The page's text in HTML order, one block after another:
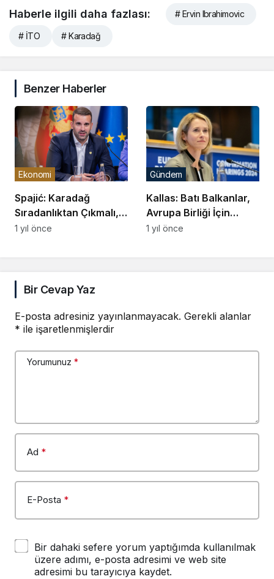
Haberle ilgili daha fazlası: # Ervin Ibrahimovic
# İTO # Karadağ
Benzer Haberler
Spajić: Karadağ
Sıradanlıktan Çıkmalı,
Büyük Projeler Hız
Ekonomi
1 yıl önce
Kallas: Batı Balkanlar,
Avrupa Birliği İçin
Stratejik Öneme Sahip
Gündem
1 yıl önce
Bir Cevap Yaz
E-posta adresiniz yayınlanmayacak. Gerekli alanlar
* ile işaretlenmişlerdir
Yorumunuz *
Ad *
E-Posta *
Bir dahaki sefere yorum yaptığımda kullanılmak
üzere adımı, e-posta adresimi ve web site
adresimi bu tarayıcıya kaydet.